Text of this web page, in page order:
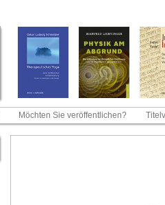
Möchten Sie veröffentlichen?